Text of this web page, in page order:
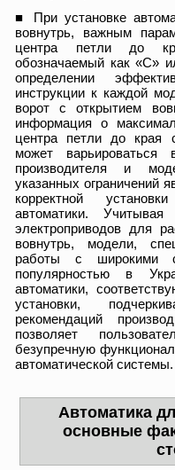
■ При установке
вовнутрь, важным
центра петли до
обозначаемый как «C»
определении
инструкции к каждой
ворот с открытием
информация о
центра петли до края
может варьироваться
производителя и
указанных ограничений
корректной
автоматики. Учитывая
электроприводов для
вовнутрь, модели,
работы с широкими
популярностью в
автоматики,
установки,
рекомендаций
позволяет
безупречную
автоматической системы.
Автоматика
основные